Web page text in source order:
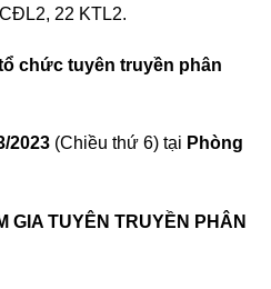
22 KTL2.
chức tuyên truyền phân
2023 (Chiều thứ 6) tại Phòng
GIA TUYÊN TRUYỀN PHÂN